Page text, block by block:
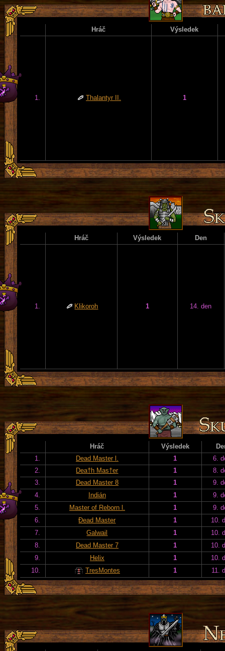
Hráč Výsledek
1. Thalantyr II. 1
Hráč Výsledek Den
1. Klikoroh 1 14. den
Hráč Výsledek
1.
Dead Master l. 1
6.
2.
Dea†h Mas†er 1
8.
3.
Dead Master 8 1
9.
4.
Indián 1
9.
5.
Master of Reborn l. 1
9.
6.
Đead Master 1
10.
7.
Galwail 1
10.
8.
Dead Master 7 1
10.
9.
Helix 1
10.
10.
TresMontes 1 11.